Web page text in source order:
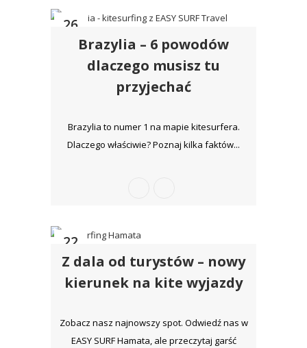
26
Brazylia – 6 powodów
dlaczego musisz tu
przyjechać
Brazylia to numer 1 na mapie kitesurfera.
Dlaczego właściwie? Poznaj kilka faktów...
22
sty
Z dala od turystów – nowy
kierunek na kite wyjazdy
Zobacz nasz najnowszy spot. Odwiedź nas w
EASY SURF Hamata, ale przeczytaj garść